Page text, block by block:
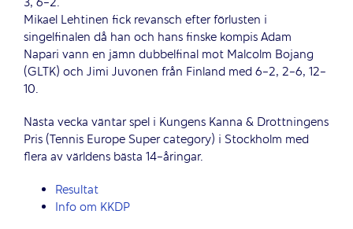
Mikael Lehtinen fick revansch efter förlusten i
singelfinalen då han och hans finske kompis Adam
Napari vann en jämn dubbelfinal mot Malcolm Bojang
(GLTK) och Jimi Juvonen från Finland med 6-2, 2-6, 12-
10.
Nästa vecka väntar spel i Kungens Kanna & Drottningens
Pris (Tennis Europe Super category) i Stockholm med
flera av världens bästa 14-åringar.
Resultat
Info om KKDP